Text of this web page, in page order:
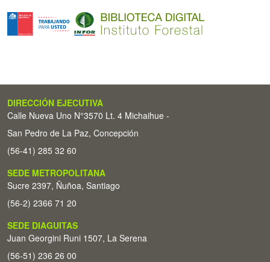
DIRECCIÓN EJECUTIVA
Calle Nueva Uno N°3570 Lt. 4 Michaihue -
San Pedro de La Paz, Concepción
(56-41) 285 32 60
SEDE METROPOLITANA
Sucre 2397, Ñuñoa, Santiago
(56-2) 2366 71 20
SEDE DIAGUITAS
Juan Georgini Runi 1507, La Serena
(56-51) 236 26 00